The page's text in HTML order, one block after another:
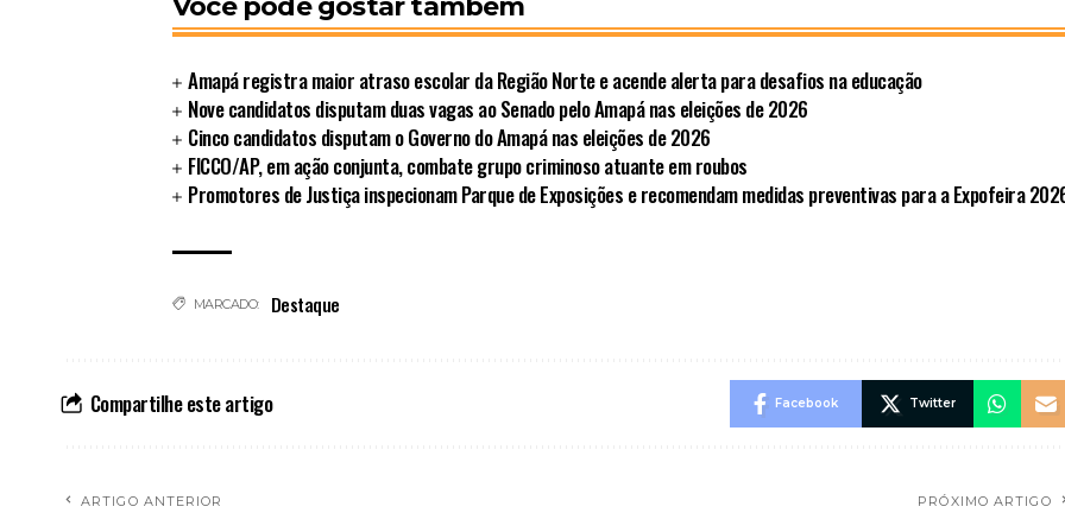
Você pode gostar também
Amapá registra maior atraso escolar da Região Norte e acende alerta para desafios na educação
Nove candidatos disputam duas vagas ao Senado pelo Amapá nas eleições de 2026
Cinco candidatos disputam o Governo do Amapá nas eleições de 2026
FICCO/AP, em ação conjunta, combate grupo criminoso atuante em roubos
Promotores de Justiça inspecionam Parque de Exposições e recomendam medidas preventivas para a Expofeira
MARCADO: Destaque
Compartilhe este artigo Facebook Twitter
ARTIGO ANTERIOR PRÓXIMO ARTIGO